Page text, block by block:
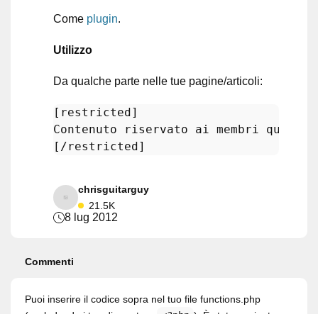
Come plugin.
Utilizzo
Da qualche parte nelle tue pagine/articoli:
[restricted]
[/restricted]
chrisguitarguy
21.5K
8 lug 2012
Commenti
Puoi inserire il codice sopra nel tuo file functions.php